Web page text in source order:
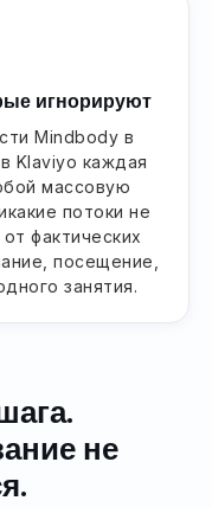
игнорируют
Mindbody в
Klaviyo каждая
массовую
потоки не
фактических
посещение,
занятия.
не